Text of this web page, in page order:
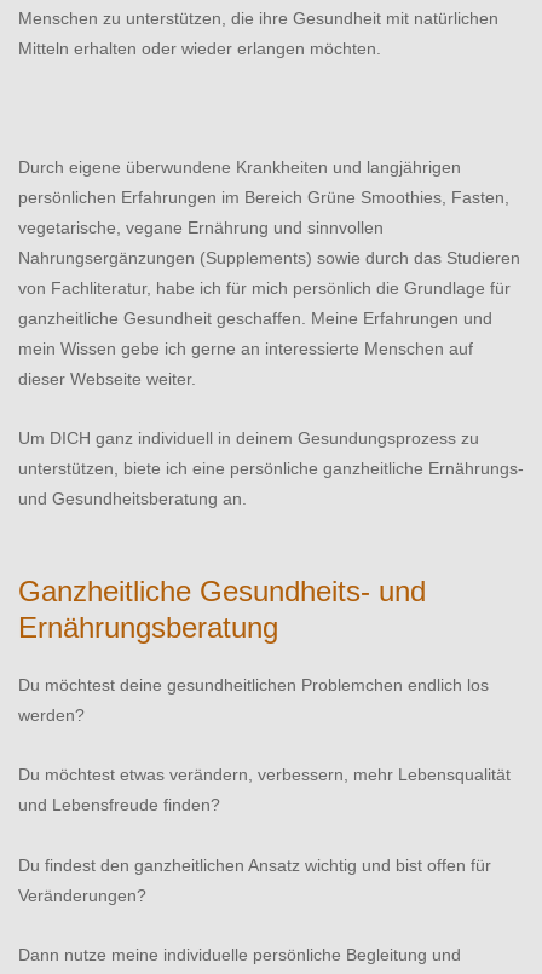
Menschen zu unterstützen, die ihre Gesundheit mit natürlichen
Mitteln erhalten oder wieder erlangen möchten.
Durch eigene überwundene Krankheiten und langjährigen
persönlichen Erfahrungen im Bereich Grüne Smoothies, Fasten,
vegetarische, vegane Ernährung und sinnvollen
Nahrungsergänzungen (Supplements) sowie durch das Studieren
von Fachliteratur, habe ich für mich persönlich die Grundlage für
ganzheitliche Gesundheit geschaffen. Meine Erfahrungen und
mein Wissen gebe ich gerne an interessierte Menschen auf
dieser Webseite weiter.
Um DICH ganz individuell in deinem Gesundungsprozess zu
unterstützen, biete ich eine persönliche ganzheitliche Ernährungs-
und Gesundheitsberatung an.
Ganzheitliche Gesundheits- und
Ernährungsberatung
Du möchtest deine gesundheitlichen Problemchen endlich los
werden?
Du möchtest etwas verändern, verbessern, mehr Lebensqualität
und Lebensfreude finden?
Du findest den ganzheitlichen Ansatz wichtig und bist offen für
Veränderungen?
Dann nutze meine individuelle persönliche Begleitung und